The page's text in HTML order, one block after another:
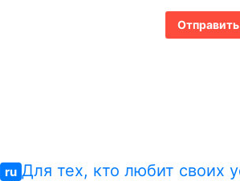
ru Для тех, кто любит своих